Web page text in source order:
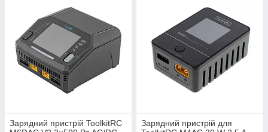
Зарядний пристрій ToolkitRC
Зарядний пристрій для